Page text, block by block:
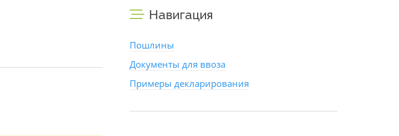
Навигация
Пошлины
Документы для ввоза
Примеры декларирования